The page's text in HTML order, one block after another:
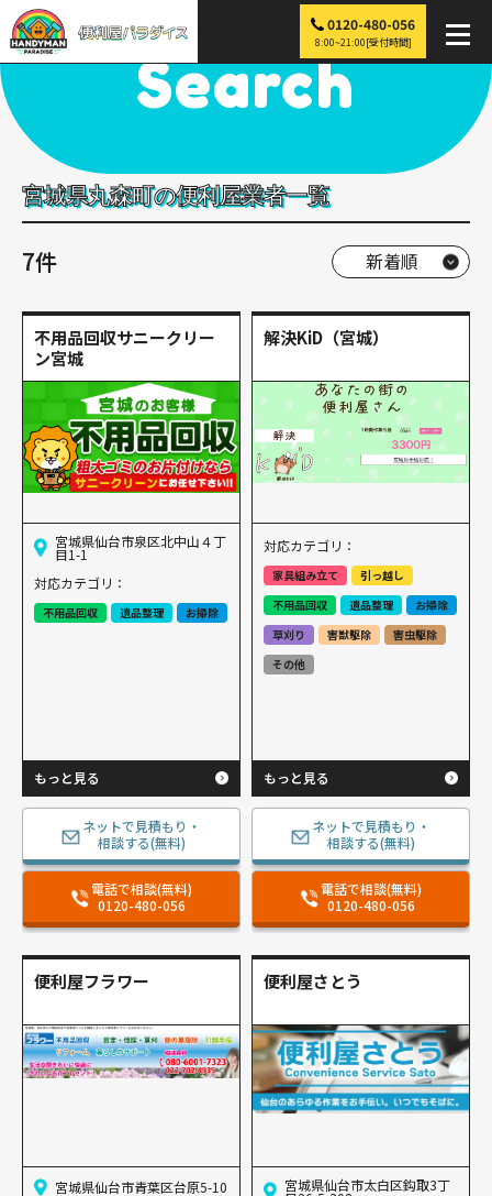
0120-480-056
8:00~21:00[受付時間]
便利屋パラダイス > 探す > 丸森町
Search
宮城県丸森町の便利屋業者一覧
7件
不用品回収サニークリー
ン宮城
宮城県仙台市泉区北中⼭４丁
⽬1-1
対応カテゴリ：
不用品回収 遺品整理 お掃除
もっと見る
ネットで見積もり・
相談する(無料)
電話で相談(無料)
0120-480-056
解決KiD（宮城）
対応カテゴリ：
家具組み立て
引っ越し
不用品回収
遺品整理
お掃除
草刈り
害獣駆除
害虫駆除
その他
もっと見る
ネットで見積もり・
相談する(無料)
電話で相談(無料)
0120-480-056
便利屋フラワー
宮城県仙台市青葉区台原5-10
便利屋さとう
宮城県仙台市太白区鈎取3丁